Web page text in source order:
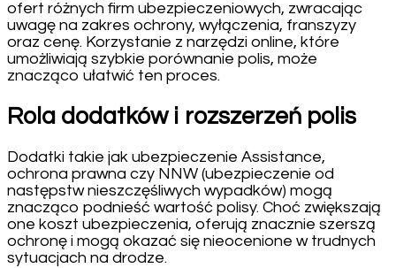
ofert różnych firm ubezpieczeniowych, zwracając
uwagę na zakres ochrony, wyłączenia, franszyzy
oraz cenę. Korzystanie z narzędzi online, które
umożliwiają szybkie porównanie polis, może
znacząco ułatwić ten proces.
Rola dodatków i rozszerzeń polis
Dodatki takie jak ubezpieczenie Assistance,
ochrona prawna czy NNW (ubezpieczenie od
następstw nieszczęśliwych wypadków) mogą
znacząco podnieść wartość polisy. Choć zwiększają
one koszt ubezpieczenia, oferują znacznie szerszą
ochronę i mogą okazać się nieocenione w trudnych
sytuacjach na drodze.